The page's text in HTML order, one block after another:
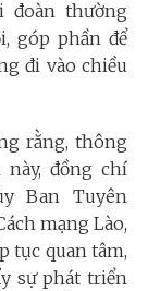
đoàn thường
góp phần để
đi vào chiều
rằng, thông
này, đồng chí
Ban Tuyên
mạng Lào,
tục quan tâm,
sự phát triển